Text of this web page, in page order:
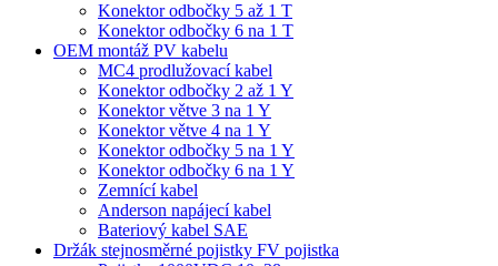
Konektor odbočky 5 až 1 T
Konektor odbočky 6 na 1 T
OEM montáž PV kabelu
MC4 prodlužovací kabel
Konektor odbočky 2 až 1 Y
Konektor větve 3 na 1 Y
Konektor větve 4 na 1 Y
Konektor odbočky 5 na 1 Y
Konektor odbočky 6 na 1 Y
Zemnící kabel
Anderson napájecí kabel
Bateriový kabel SAE
Držák stejnosměrné pojistky FV pojistka